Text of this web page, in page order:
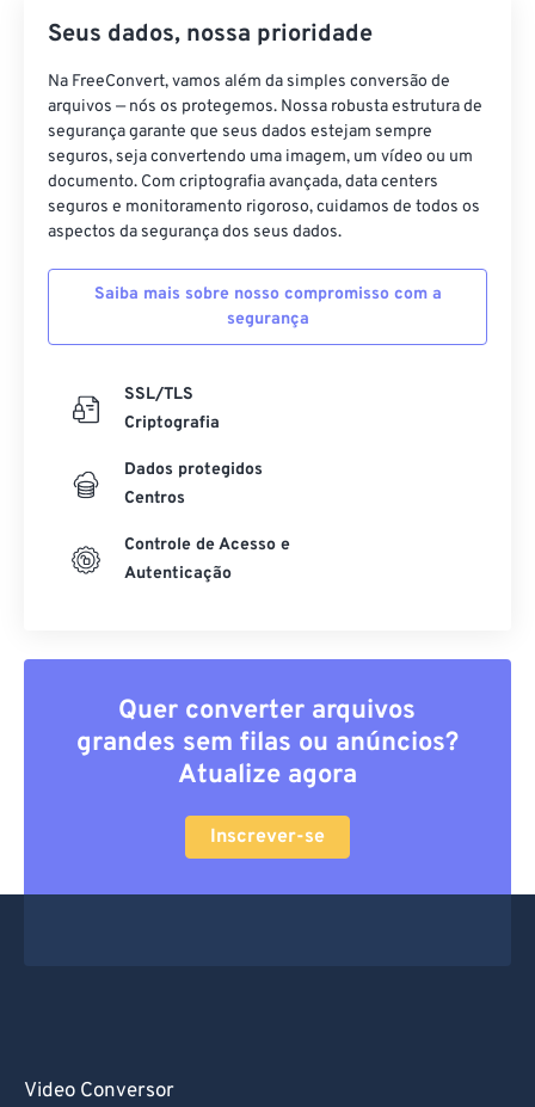
Seus dados, nossa prioridade
Na FreeConvert, vamos além da simples conversão de
arquivos — nós os protegemos. Nossa robusta estrutura de
segurança garante que seus dados estejam sempre
seguros, seja convertendo uma imagem, um vídeo ou um
documento. Com criptografia avançada, data centers
seguros e monitoramento rigoroso, cuidamos de todos os
aspectos da segurança dos seus dados.
Saiba mais sobre nosso compromisso com a
segurança
SSL/TLS
Criptografia
Dados protegidos
Centros
Controle de Acesso e
Autenticação
Quer converter arquivos
grandes sem filas ou anúncios?
Atualize agora
Inscrever-se
Video Conversor